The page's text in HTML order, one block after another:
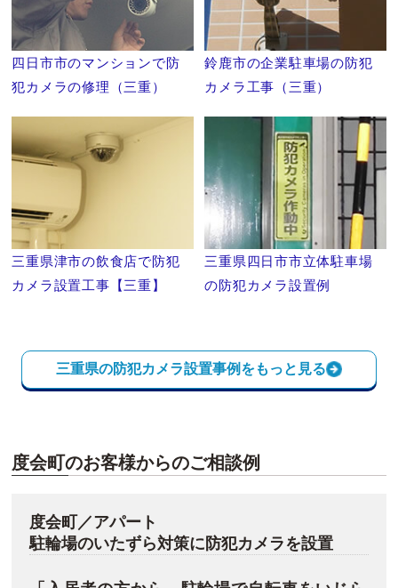
四日市市のマンションで防
犯カメラの修理（三重）
鈴鹿市の企業駐車場の防犯
カメラ工事（三重）
三重県津市の飲食店で防犯
カメラ設置工事【三重】
三重県四日市市立体駐車場
の防犯カメラ設置例
三重県の防犯カメラ設置事例をもっと見る
度会町のお客様からのご相談例
度会町／アパート
駐輪場のいたずら対策に防犯カメラを設置